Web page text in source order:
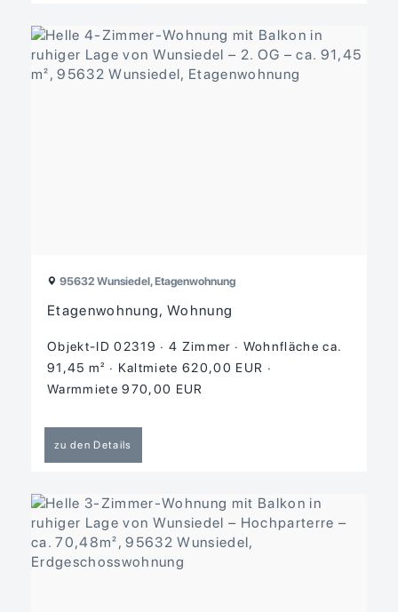
95632 Wunsiedel, Etagenwohnung
Etagenwohnung, Wohnung
Objekt-ID 02319 4 Zimmer
Wohnfläche ca.
91,45 m²
Kaltmiete 620,00 EUR
Warmmiete 970,00 EUR
zu den Details